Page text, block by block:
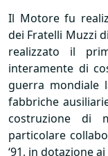
Il Motore fu
dei Fratelli Muzzi
realizzato il
interamente di
guerra mondiale
fabbriche
costruzione di
particolare
‘91, in dotazione